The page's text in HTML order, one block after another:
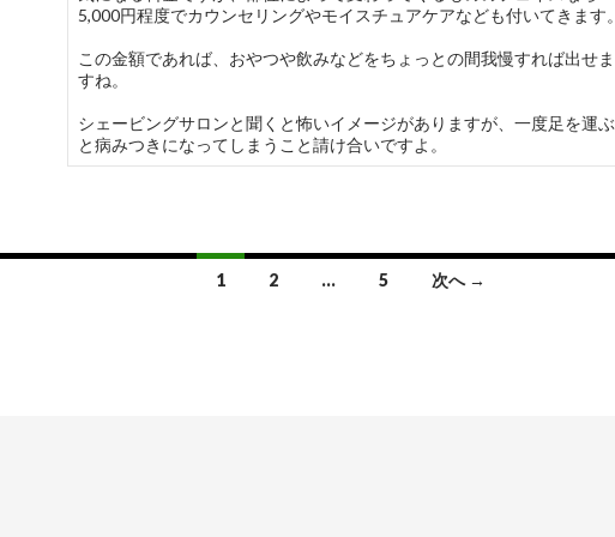
5,000円程度でカウンセリングやモイスチュアケアなども付いてきます。
この金額であれば、おやつや飲みなどをちょっとの間我慢すれば出せま
すね。
シェービングサロンと聞くと怖いイメージがありますが、一度足を運ぶ
と病みつきになってしまうこと請け合いですよ。
1 2 … 5 次へ →